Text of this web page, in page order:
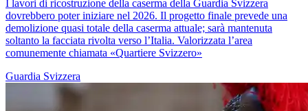
I lavori di ricostruzione della caserma della Guardia Svizzera
dovrebbero poter iniziare nel 2026. Il progetto finale prevede una
demolizione quasi totale della caserma attuale; sarà mantenuta
soltanto la facciata rivolta verso l’Italia. Valorizzata l’area
comunemente chiamata «Quartiere Svizzero»
Guardia Svizzera